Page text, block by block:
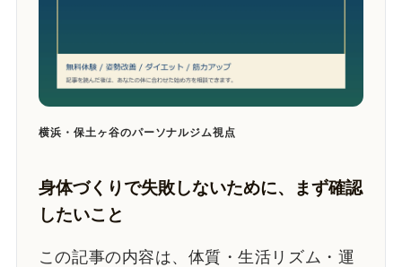
横浜・保土ヶ谷のパーソナルジム視点
身体づくりで失敗しないために、まず確認
したいこと
この記事の内容は、体質・生活リズム・運